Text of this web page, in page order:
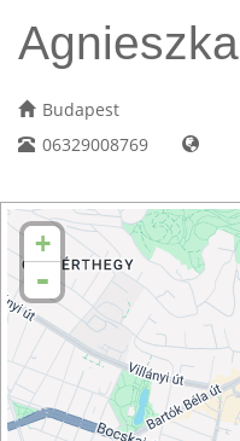
Agnieszka
Budapest
06329008769
+
-